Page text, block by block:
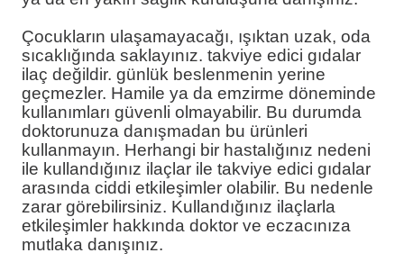
Çocukların ulaşamayacağı, ışıktan uzak, oda
sıcaklığında saklayınız. takviye edici gıdalar
ilaç değildir. günlük beslenmenin yerine
geçmezler. Hamile ya da emzirme döneminde
kullanımları güvenli olmayabilir. Bu durumda
doktorunuza danışmadan bu ürünleri
kullanmayın. Herhangi bir hastalığınız nedeni
ile kullandığınız ilaçlar ile takviye edici gıdalar
arasında ciddi etkileşimler olabilir. Bu nedenle
zarar görebilirsiniz. Kullandığınız ilaçlarla
etkileşimler hakkında doktor ve eczacınıza
mutlaka danışınız.